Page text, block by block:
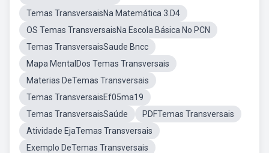
Temas TransversaisNa Matemática 3.D4
OS Temas TransversaisNa Escola Básica No PCN
Temas TransversaisSaude Bncc
Mapa MentalDos Temas Transversais
Materias DeTemas Transversais
Temas TransversaisEf05ma19
Temas TransversaisSaúde
PDFTemas Transversais
Atividade EjaTemas Transversais
Exemplo DeTemas Transversais